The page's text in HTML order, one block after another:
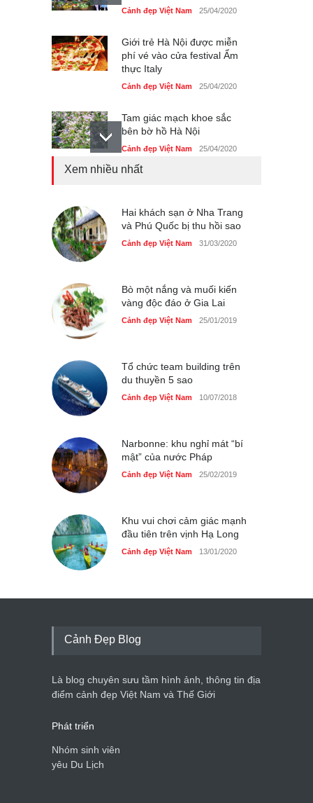
Cảnh đẹp Việt Nam 25/04/2020
Giới trẻ Hà Nội được miễn
phí vé vào cửa festival Ẩm
thực Italy
Cảnh đẹp Việt Nam 25/04/2020
Tam giác mạch khoe sắc
bên bờ hồ Hà Nội
Cảnh đẹp Việt Nam 25/04/2020
Cảnh đẹp Việt Nam 24/04/2020
Những món ăn đồng quê
Xem nhiều nhất
Hai khách sạn ở Nha Trang
và Phú Quốc bị thu hồi sao
Cảnh đẹp Việt Nam 31/03/2020
Bò một nắng và muối kiến
vàng độc đáo ở Gia Lai
Cảnh đẹp Việt Nam 25/01/2019
Tổ chức team building trên
du thuyền 5 sao
Cảnh đẹp Việt Nam 10/07/2018
Narbonne: khu nghỉ mát “bí
mật” của nước Pháp
Cảnh đẹp Việt Nam 25/02/2019
Khu vui chơi cảm giác mạnh
đầu tiên trên vịnh Hạ Long
Cảnh đẹp Việt Nam 13/01/2020
Cảnh Đẹp Blog
Là blog chuyên sưu tầm hình ảnh, thông tin địa
điểm cảnh đẹp Việt Nam và Thế Giới
Phát triển
Nhóm sinh viên
yêu Du Lịch